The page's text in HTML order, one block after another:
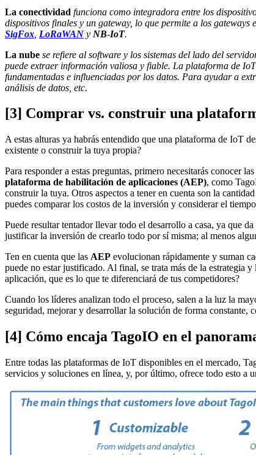
La conectividad funciona como integradora entre los
dispositivos finales y un gateway, lo que permite a los
SigFox LoRaWAN y NB-IoT.
La nube se refiere al software y los sistemas del lado del
puede extraer información valiosa y fiable. La plataforma de
fundamentadas e influenciadas por los datos. Para ayudar a
análisis de datos, etc.
[3] Comprar vs. construir una
A estas alturas ya habrás entendido que una plataforma de IoT
existente o construir la tuya propia?
Para responder a estas preguntas, primero necesitarás conocer
plataforma de habilitación de aplicaciones (AEP), como
construir la tuya. Otros aspectos a tener en cuenta son la
puedes comparar los costos de la inversión y considerar el
Puede resultar tentador llevar todo el desarrollo a casa, ya que
justificar la inversión de crearlo todo por sí misma; al menos
Ten en cuenta que las AEP evolucionan rápidamente y suman
puede no estar justificado. Al final, se trata más de la estrategia
aplicación, que es lo que te diferenciará de tus competidores?
Cuando los líderes analizan todo el proceso, salen a la luz la
seguridad, mejorar y desarrollar la solución de forma
[4] Cómo encaja TagoIO en el
Entre todas las plataformas de IoT disponibles en el mercado,
servicios y soluciones en línea, y, por último, ofrece todo esto a